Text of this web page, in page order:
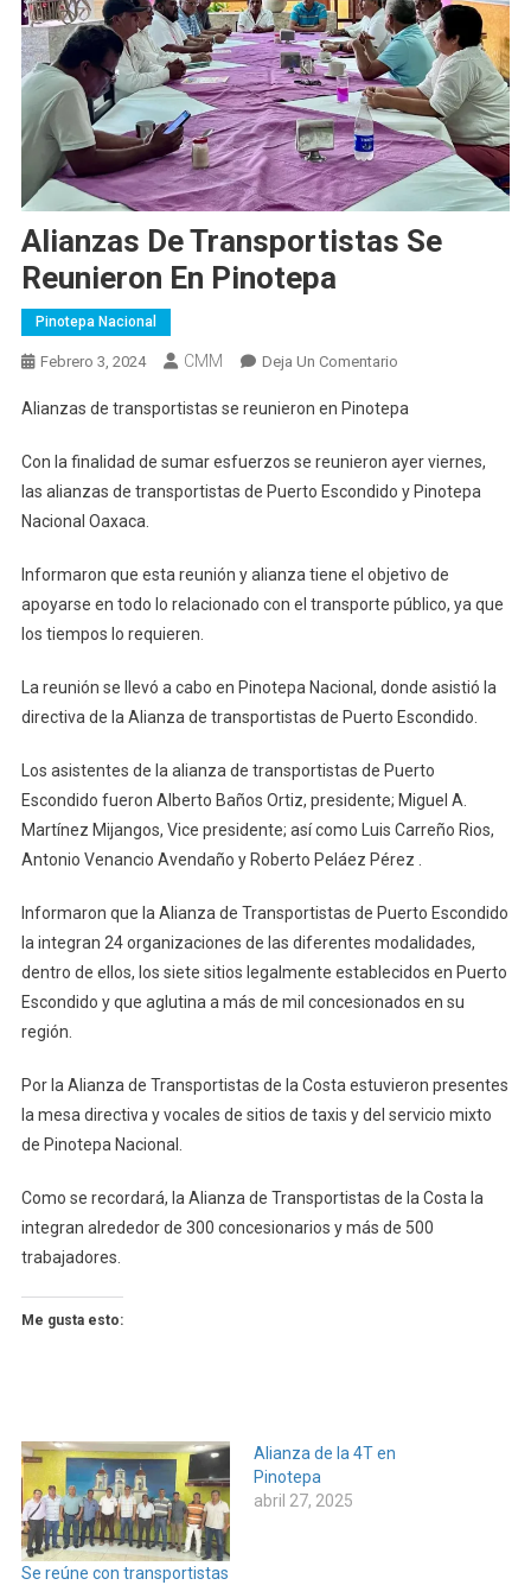
Alianzas De Transportistas Se
Reunieron En Pinotepa
Pinotepa Nacional
Febrero 3, 2024 CMM Deja Un ComentarioEn
De
Se
Reunieron
Alianzas de transportistas se reunieron en Pinotepa
Con la finalidad de sumar esfuerzos se reunieron ayer viernes,
las alianzas de transportistas de Puerto Escondido y Pinotepa
Nacional Oaxaca.
Informaron que esta reunión y alianza tiene el objetivo de
apoyarse en todo lo relacionado con el transporte público, ya que
los tiempos lo requieren.
La reunión se llevó a cabo en Pinotepa Nacional, donde asistió la
directiva de la Alianza de transportistas de Puerto Escondido.
Los asistentes de la alianza de transportistas de Puerto
Escondido fueron Alberto Baños Ortiz, presidente; Miguel A.
Martínez Mijangos, Vice presidente; así como Luis Carreño Rios,
Antonio Venancio Avendaño y Roberto Peláez Pérez .
Informaron que la Alianza de Transportistas de Puerto Escondido
la integran 24 organizaciones de las diferentes modalidades,
dentro de ellos, los siete sitios legalmente establecidos en Puerto
Escondido y que aglutina a más de mil concesionados en su
región.
Por la Alianza de Transportistas de la Costa estuvieron presentes
la mesa directiva y vocales de sitios de taxis y del servicio mixto
de Pinotepa Nacional.
Como se recordará, la Alianza de Transportistas de la Costa la
integran alrededor de 300 concesionarios y más de 500
trabajadores.
Me gusta esto:
Se reúne con transportistas
Alianza de la 4T en
Pinotepa
abril 27, 2025